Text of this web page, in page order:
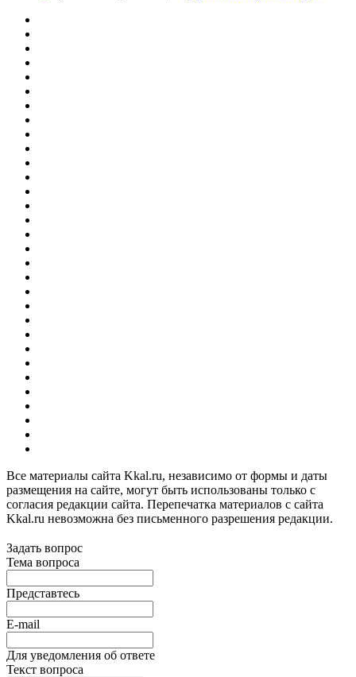
Все материалы сайта Kkal.ru, независимо от формы и даты
размещения на сайте, могут быть использованы только с
согласия редакции сайта. Перепечатка материалов с сайта
Kkal.ru невозможна без письменного разрешения редакции.
Задать вопрос
Тема вопроса
Представтесь
E-mail
Для уведомления об ответе
Текст вопроса